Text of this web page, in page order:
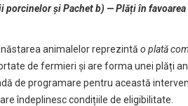
porcinelor și Pachet b) — Plăți în
animalelor reprezintă o plată
de fermieri și are forma unei plăți
de programare pentru această
îndeplinesc condițiile de eligibilitate.